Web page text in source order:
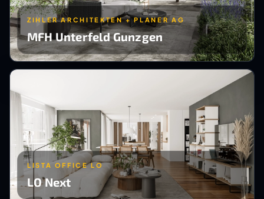
ZIHLER ARCHITEKTEN + PLANER AG
MFH Unterfeld Gunzgen
LISTA OFFICE LO
LO Next